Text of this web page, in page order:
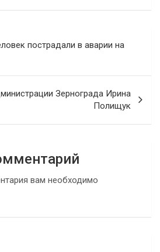
пострадали в аварии на
Зернограда Ирина
Полищук
вам необходимо